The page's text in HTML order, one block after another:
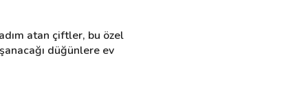
atan çiftler, bu özel
düğünlere ev